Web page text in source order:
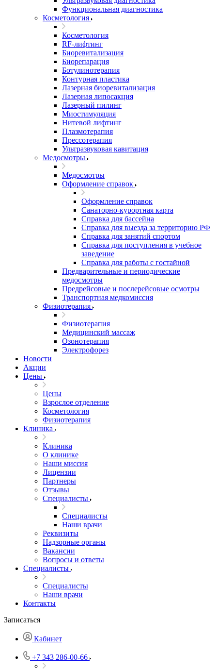
Функциональная диагностика
Косметология
Косметология
RF-лифтинг
Биоревитализация
Биорепарация
Ботулинотерапия
Контурная пластика
Лазерная биоревитализация
Лазерная липосакция
Лазерный пилинг
Миостимуляция
Нитевой лифтинг
Плазмотерапия
Прессотерапия
Ультразвуковая кавитация
Медосмотры
Медосмотры
Оформление справок
Оформление справок
Санаторно-курортная карта
Справка для бассейна
Справка для выезда за территорию РФ
Справка для занятий спортом
Справка для поступления в учебное
заведение
Справка для работы с гостайной
Предварительные и периодические
медосмотры
Предрейсовые и послерейсовые осмотры
Транспортная медкомиссия
Физиотерапия
Физиотерапия
Медицинский массаж
Озонотерапия
Электрофорез
Новости
Акции
Цены
Цены
Взрослое отделение
Косметология
Физиотерапия
Клиника
Клиника
О клинике
Наши миссия
Лицензии
Партнеры
Отзывы
Специалисты
Специалисты
Наши врачи
Реквизиты
Надзорные органы
Вакансии
Вопросы и ответы
Специалисты
Специалисты
Наши врачи
Контакты
Записаться
Кабинет
+7 343 286-00-66